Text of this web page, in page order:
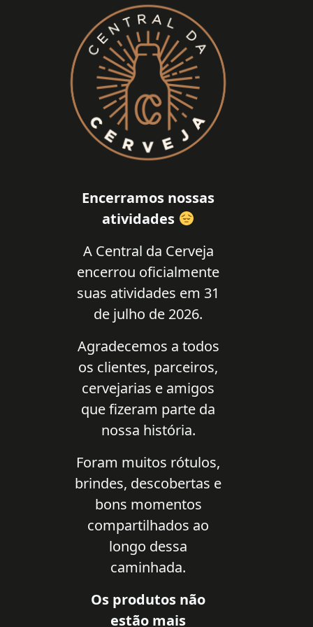
Encerramos nossas
atividades
A Central da Cerveja
encerrou oficialmente
suas atividades em 31
de julho de 2026.
Agradecemos a todos
os clientes, parceiros,
cervejarias e amigos
que fizeram parte da
nossa história.
Foram muitos rótulos,
brindes, descobertas e
bons momentos
compartilhados ao
longo dessa
caminhada.
Os produtos não
estão mais